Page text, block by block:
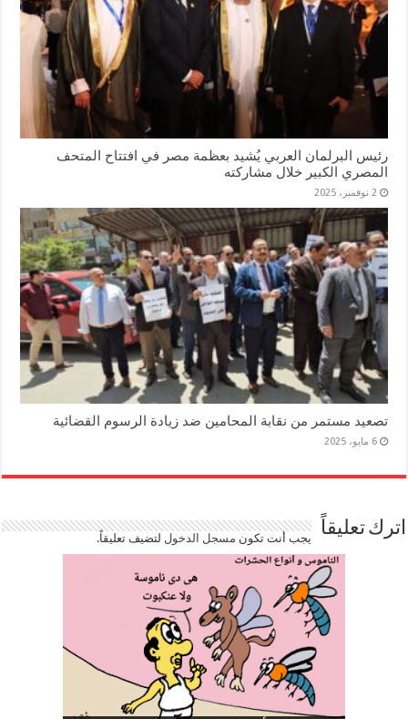
رئيس البرلمان العربي يُشيد بعظمة مصر في افتتاح المتحف
المصري الكبير خلال مشاركته
2 نوفمبر، 2025
تصعيد مستمر من نقابة المحامين ضد زيادة الرسوم القضائية
6 مايو، 2025
اترك تعليقاً يجب أنت تكون مسجل الدخوللتضيف تعليقاً.